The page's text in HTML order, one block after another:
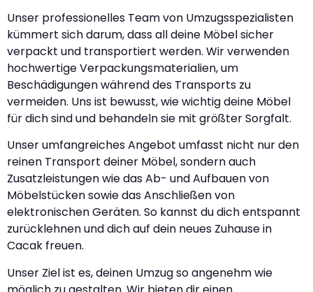
Unser professionelles Team von Umzugsspezialisten
kümmert sich darum, dass all deine Möbel sicher
verpackt und transportiert werden. Wir verwenden
hochwertige Verpackungsmaterialien, um
Beschädigungen während des Transports zu
vermeiden. Uns ist bewusst, wie wichtig deine Möbel
für dich sind und behandeln sie mit größter Sorgfalt.
Unser umfangreiches Angebot umfasst nicht nur den
reinen Transport deiner Möbel, sondern auch
Zusatzleistungen wie das Ab- und Aufbauen von
Möbelstücken sowie das Anschließen von
elektronischen Geräten. So kannst du dich entspannt
zurücklehnen und dich auf dein neues Zuhause in
Cacak freuen.
Unser Ziel ist es, deinen Umzug so angenehm wie